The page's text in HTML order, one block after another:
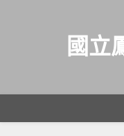
國立